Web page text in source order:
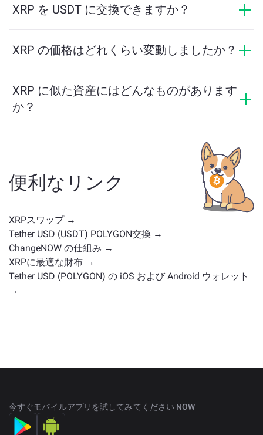
速で匿名です。ただし、ChangeNOW Proにログインし
XRP を USDT に交換できますか？
逆にも交換できます。さらに、ChangeNOWはマルチチ
XRP の価格はどれくらい変動しましたか？
XRP に似た資産にはどんなものがあります
か？
— ステーブルコイン、ユーティリティトークン、ガバ
ナンスコイン、またはその他のタイプかどうかです。
一般的な代替案には、類似のユースケースや市場の位
置を持つ他の暗号通貨が含まれます。
メイン交換ペー
で利用可能なすべての資産を確認してください。
便利なリンク
XRPスワップ →
Tether USD (USDT) POLYGON交換 →
ChangeNOW の仕組み →
XRPに最適な財布 →
Tether USD (POLYGON) の iOS および Android ウォレット
→
今すぐモバイルアプリを試してみてください NOW